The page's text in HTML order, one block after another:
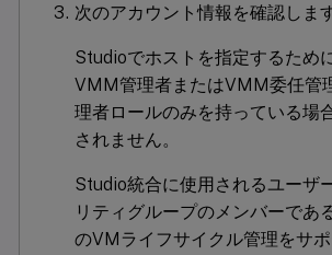
次のアカウント情報を確認します
Studioでホストを指定するため
VMM管理者またはVMM委任管
理者ロールのみを持っている場
されません。
Studio統合に使用されるユーザ
リティグループのメンバーで
のVMライフサイクル管理をサポ